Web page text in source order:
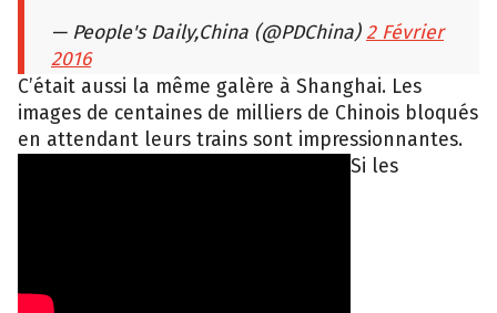
— People's Daily,China (@PDChina)2 Février
2016
C’était aussi la même galère à Shanghai. Les
images de centaines de milliers de Chinois bloqués
en attendant leurs trains sont impressionnantes.
Si les